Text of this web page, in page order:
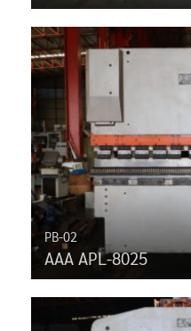
PB-02
AAA APL-8025